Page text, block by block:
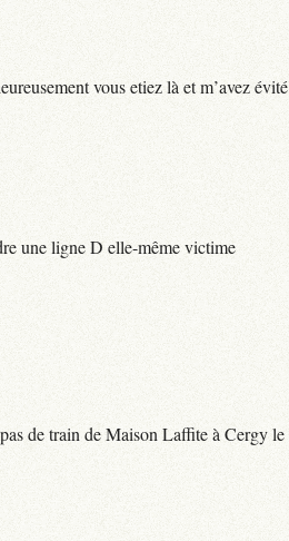
vous etiez là et m’avez évité
une ligne D elle-même victime
de train de Maison Laffite à Cergy le